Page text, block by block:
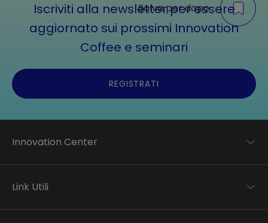
Salva per dopo
Iscriviti alla newsletter per essere
aggiornato sui prossimi Innovation
Coffee e seminari
REGISTRATI
Innovation Center
Applied research
Business transformation
Link Utili